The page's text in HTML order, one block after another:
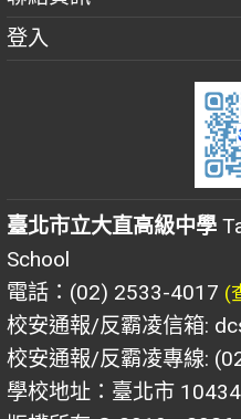
登入
臺北市立大直高級中學
School
電話：(02) 2533-4017 (
校安通報/反霸凌信箱:
校安通報/反霸凌專線:
學校地址：臺北市